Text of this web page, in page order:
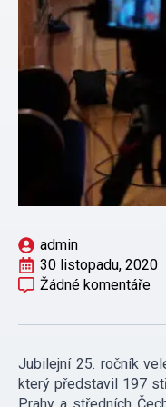
admin
30 listopadu, 2020
Žádné komentáře
Jubilejní 25. ročník
který představil 197